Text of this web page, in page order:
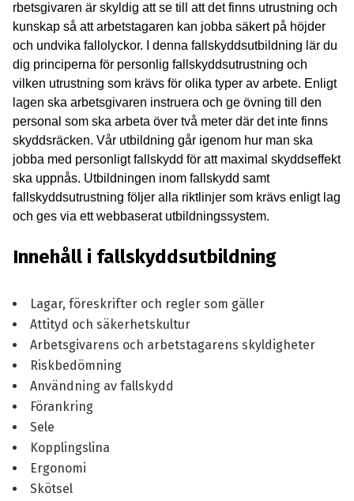
rbetsgivaren är skyldig att se till att det finns utrustning och
kunskap så att arbetstagaren kan jobba säkert på höjder
och undvika fallolyckor. I denna fallskyddsutbildning lär du
dig principerna för personlig fallskyddsutrustning och
vilken utrustning som krävs för olika typer av arbete. Enligt
lagen ska arbetsgivaren instruera och ge övning till den
personal som ska arbeta över två meter där det inte finns
skyddsräcken. Vår utbildning går igenom hur man ska
jobba med personligt fallskydd för att maximal skyddseffekt
ska uppnås. Utbildningen inom fallskydd samt
fallskyddsutrustning följer alla riktlinjer som krävs enligt lag
och ges via ett webbaserat utbildningssystem.
Innehåll i fallskyddsutbildning
Lagar, föreskrifter och regler som gäller
Attityd och säkerhetskultur
Arbetsgivarens och arbetstagarens skyldigheter
Riskbedömning
Användning av fallskydd
Förankring
Sele
Kopplingslina
Ergonomi
Skötsel